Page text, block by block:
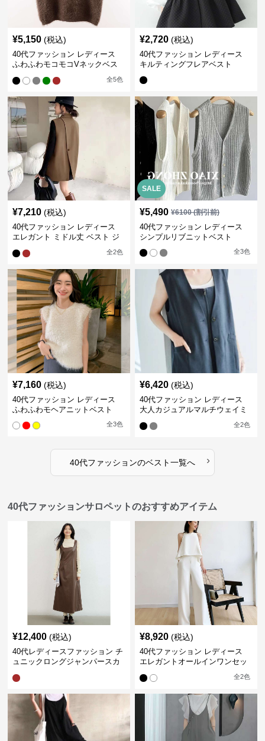
¥5,150 (税込)
40代ファッション レディース
ふわふわモコモコVネックベス
全5色
¥2,720 (税込)
40代ファッション レディース
キルティングフレアベスト
¥7,210 (税込)
40代ファッション レディース
エレガント ミドル丈 ベスト ジ
全2色
SALE
¥5,490 ¥6100(割引前)
40代ファッション レディース
シンプルリブニットベスト
全3色
¥7,160 (税込)
40代ファッション レディース
ふわふわモヘアニットベスト
全3色
¥6,420 (税込)
40代ファッション レディース
大人カジュアルマルチウェイミ
全2色
40代ファッションのベスト一覧へ ›
40代ファッションサロペットのおすすめアイテム
¥12,400 (税込)
40代レディースファッション チ
ュニックロングジャンパースカ
¥8,920 (税込)
40代ファッション レディース
エレガントオールインワンセッ
全2色